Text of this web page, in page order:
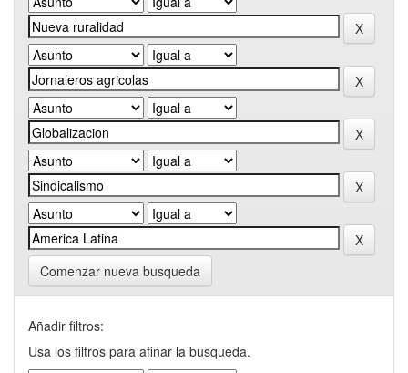
Comenzar nueva busqueda
Añadir filtros:
Usa los filtros para afinar la busqueda.